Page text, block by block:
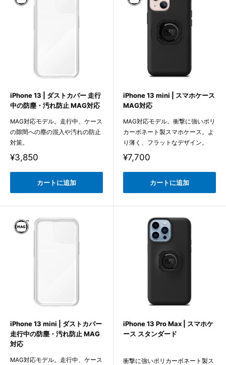
iPhone 13 | ダストカバー 走行
中の防塵・汚れ防止 MAG対応
MAG対応モデル。走行中、ケース
の隙間への塵の混入や汚れの防止
対策。
販
価
¥3,850
カートに追加
iPhone 13 mini | スマホケース
MAG対応
MAG対応モデル。衝撃に強いポリ
カーボネート製スマホケース。よ
り薄く、フラットなデザイン。
販
価
¥7,700
カートに追加
iPhone 13 mini | ダストカバー
走行中の防塵・汚れ防止 MAG
対応
MAG対応モデル。走行中、ケース
iPhone 13 Pro Max | スマホケ
ース スタンダード
衝撃に強いポリカーボネート製ス